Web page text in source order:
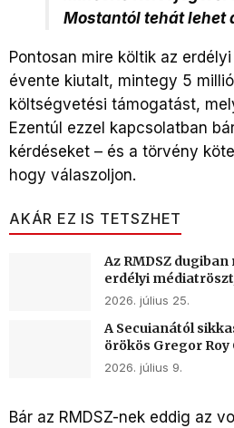
Mostantól tehát lehet
Pontosan mire költik az
évente kiutalt, mintegy 5
költségvetési támogatást,
Ezentúl ezzel kapcsolatban
kérdéseket – és a törvény
hogy válaszoljon.
AKÁR EZ IS TETSZHET
Az RMDSZ
erdélyi
2026. július 25.
A Secuianától
örökös Gregor
2026. július 9.
Bár az RMDSZ-nek eddig az